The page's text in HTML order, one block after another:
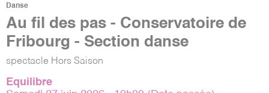
Danse
Au fil des pas - Conservatoire de
Fribourg - Section danse
spectacle Hors Saison
Equilibre